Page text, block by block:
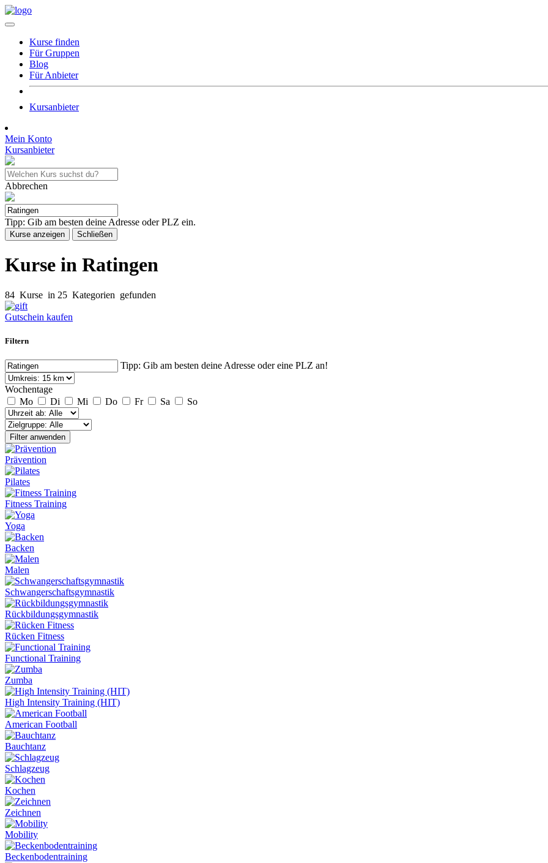
Kurse finden
Für Gruppen
Blog
Für Anbieter
Kursanbieter
Mein Konto
Kursanbieter
Abbrechen
Tipp: Gib am besten deine Adresse oder PLZ ein.
Kurse anzeigen Schließen
Kurse in Ratingen
84 Kurse in 25 Kategorien gefunden
Gutschein kaufen
Filtern
Tipp: Gib am besten deine Adresse oder eine PLZ an!
Wochentage
Mo
Di Mi Do Fr Sa So
Filter anwenden
Prävention
Pilates
Fitness Training
Yoga
Backen
Malen
Schwangerschaftsgymnastik
Rückbildungsgymnastik
Rücken Fitness
Functional Training
Zumba
High Intensity Training (HIT)
American Football
Bauchtanz
Schlagzeug
Kochen
Zeichnen
Mobility
Beckenbodentraining